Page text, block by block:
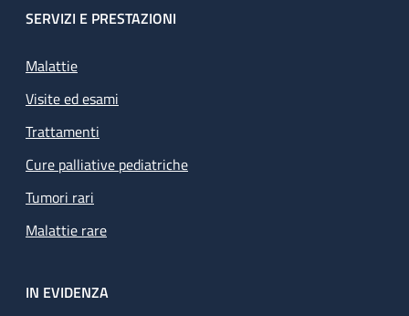
SERVIZI E PRESTAZIONI
Malattie
Visite ed esami
Trattamenti
Cure palliative pediatriche
Tumori rari
Malattie rare
IN EVIDENZA